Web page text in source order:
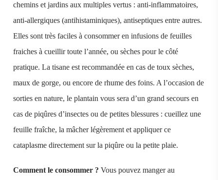
chemins et jardins aux multiples vertus : anti-inflammatoires,
anti-allergiques (antihistaminiques), antiseptiques entre autres.
Elles sont très faciles à consommer en infusions de feuilles
fraiches à cueillir toute l’année, ou sèches pour le côté
pratique. La tisane est recommandée en cas de toux sèches,
maux de gorge, ou encore de rhume des foins. A l’occasion de
sorties en nature, le plantain vous sera d’un grand secours en
cas de piqûres d’insectes ou de petites blessures : cueillez une
feuille fraîche, la mâcher légèrement et appliquer ce
cataplasme directement sur la piqûre ou la petite plaie.
Comment le consommer ? Vous pouvez manger au